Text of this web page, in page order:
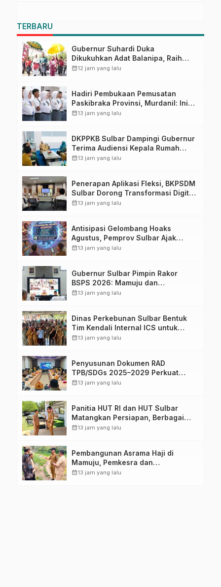
TERBARU
Gubernur Suhardi Duka
Dikukuhkan Adat Balanipa, Raih
Gelar Sulo Tappidena
calendar_month12 jam yang lalu
Hadiri Pembukaan Pemusatan
Paskibraka Provinsi, Murdanil: Ini
Membentuk Karakter Hingga
calendar_month13 jam yang lalu
DKPPKB Sulbar Dampingi Gubernur
Terima Audiensi Kepala Rumah
Sakit TK. III Punggawa Malolo
calendar_month13 jam yang lalu
Penerapan Aplikasi Fleksi, BKPSDM
Sulbar Dorong Transformasi Digital
Sistem Kehadiran ASN
calendar_month13 jam yang lalu
Antisipasi Gelombang Hoaks
Agustus, Pemprov Sulbar Ajak
Warga Jaga Ruang Digital
calendar_month13 jam yang lalu
Gubernur Sulbar Pimpin Rakor
BSPS 2026: Mamuju dan
Pasangkayu Masih Nol Realisasi
calendar_month13 jam yang lalu
Dinas Perkebunan Sulbar Bentuk
Tim Kendali Internal ICS untuk
Dukung Sertifikasi ISPO Pekebun di
calendar_month13 jam yang lalu
Penyusunan Dokumen RAD
TPB/SDGs 2025–2029 Perkuat
Arah Pembangunan Berkelanjutan
calendar_month13 jam yang lalu
Panitia HUT RI dan HUT Sulbar
Matangkan Persiapan, Berbagai
Lomba Akan Dilaksanakan Pemprov
calendar_month13 jam yang lalu
Pembangunan Asrama Haji di
Mamuju, Pemkesra dan
Kementerian Haji Sulbar Tinjau
calendar_month13 jam yang lalu